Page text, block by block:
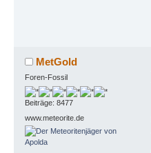
MetGold
Foren-Fossil
Beiträge: 8477
www.meteorite.de